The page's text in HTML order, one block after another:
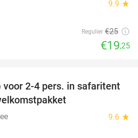
9.9 star
Regulier €25
€19,25
39%
voor 2-4 pers. in safaritent
9.6 star